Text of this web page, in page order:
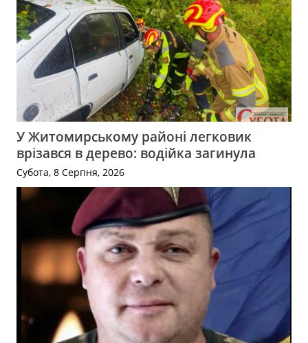
У Житомирському районі легковик
врізався в дерево: водійка загинула
Субота, 8 Серпня, 2026